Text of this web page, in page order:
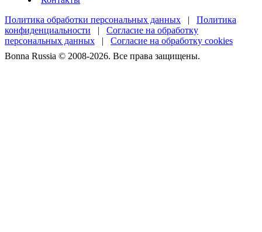
Политика обработки персональных данных | Политика
конфиденциальности | Согласие на обработку
персональных данных | Согласие на обработку cookies
Bonna Russia © 2008-2026. Все права защищены.